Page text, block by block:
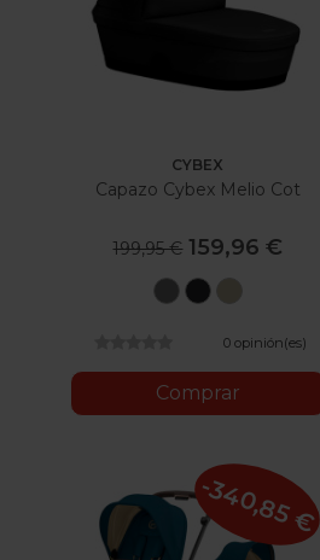
CYBEX
Capazo Cybex Melio Cot
199,95 € 159,96 €
SohoDeepClassic
0 opinión(es)
Comprar
-340,85 €